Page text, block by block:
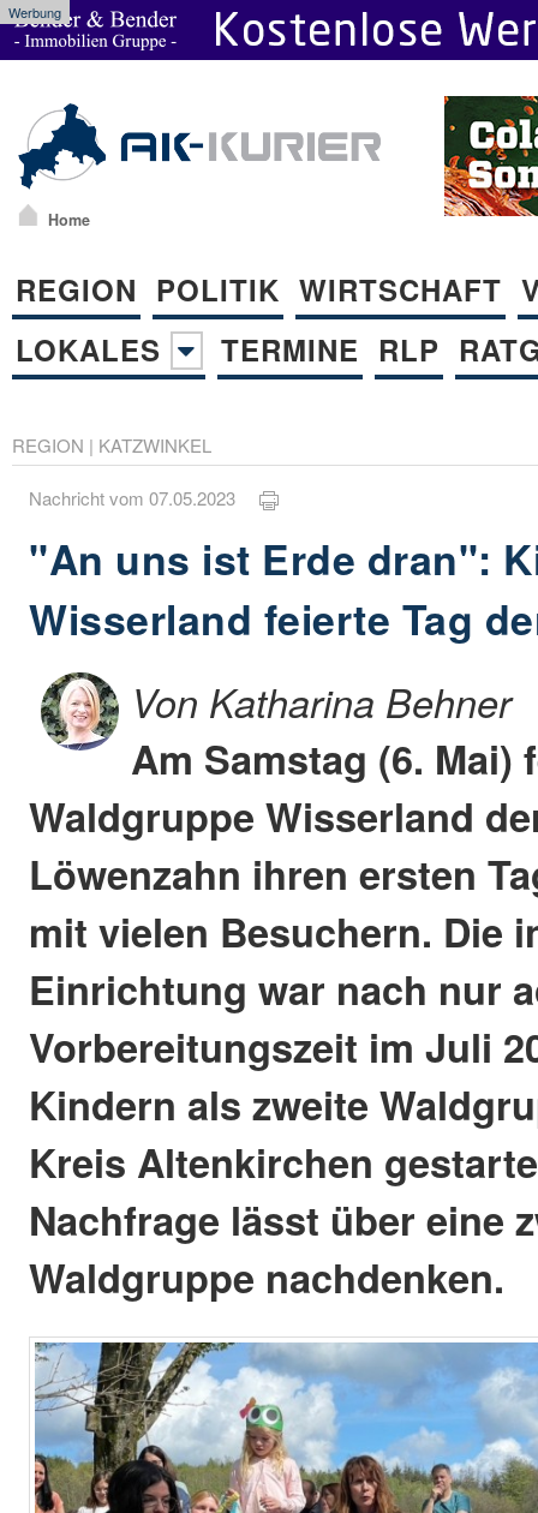
Werbung
Home
REGION POLITIK WIRTSCHAFT
LOKALES
TERMINE RLP
REGION | KATZWINKEL
Nachricht vom 07.05.2023
"An uns ist Erde dran":
Wisserland feierte Tag
Von Katharina Behner
Am Samstag (6. Mai)
Waldgruppe Wisserland
Löwenzahn ihren ersten
mit vielen Besuchern. Die
Einrichtung war nach nur
Vorbereitungszeit im Juli
Kindern als zweite
Kreis Altenkirchen
Nachfrage lässt über eine
Waldgruppe nachdenken.